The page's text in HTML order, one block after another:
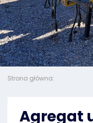
Strona główna:
Agregat